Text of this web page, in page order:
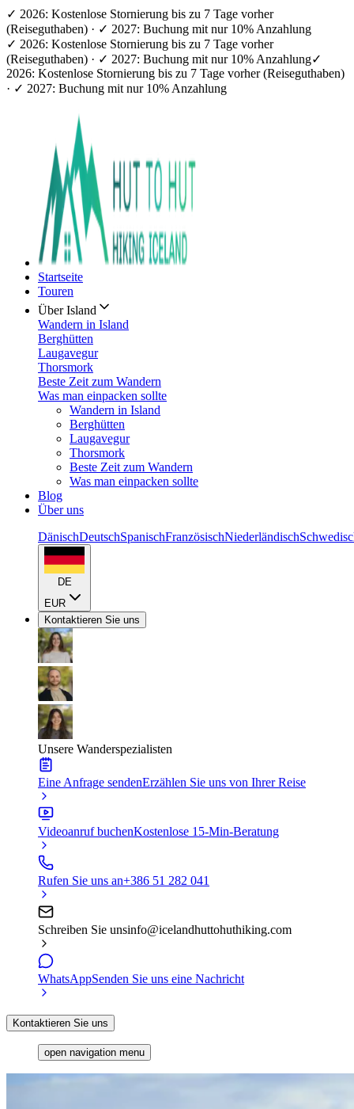
✓ 2026: Kostenlose Stornierung bis zu 7 Tage vorher
(Reiseguthaben) · ✓ 2027: Buchung mit nur 10% Anzahlung
✓ 2026: Kostenlose Stornierung bis zu 7 Tage vorher
(Reiseguthaben) · ✓ 2027: Buchung mit nur 10% Anzahlung✓
2026: Kostenlose Stornierung bis zu 7 Tage vorher (Reiseguthaben)
· ✓ 2027: Buchung mit nur 10% Anzahlung
Startseite
Touren
Über Island
Wandern in Island
Berghütten
Laugavegur
Thorsmork
Beste Zeit zum Wandern
Was man einpacken sollte
Wandern in Island
Berghütten
Laugavegur
Thorsmork
Beste Zeit zum Wandern
Was man einpacken sollte
Blog
Über uns
DänischDeutschSpanischFranzösischNiederländisch
DE
EUR
Kontaktieren Sie uns
Unsere Wanderspezialisten
Eine Anfrage sendenErzählen Sie uns von Ihrer Reise
Videoanruf buchenKostenlose 15-Min-Beratung
Rufen Sie uns an+386 51 282 041
Schreiben Sie unsinfo@icelandhuttohuthiking.com
WhatsAppSenden Sie uns eine Nachricht
Kontaktieren Sie uns
open navigation menu